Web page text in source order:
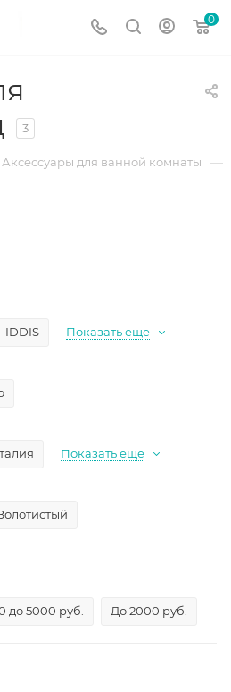
0
3
Аксессуары для ванной комнаты —
IDDIS Показать еще
Показать еще
до 5000 руб. До 2000 руб.